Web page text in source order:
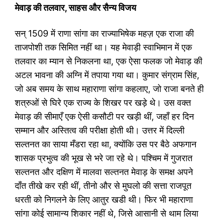
मेवाड़ की तलवार, साहस और सैन्य विजय
सन् 1509 में राणा सांगा का राज्याभिषेक महज़ एक राजा की
ताजपोशी तक सिमित नहीं था। यह मेवाड़ी स्वाभिमान में एक
तलवार का म्यान से निकलना था, एक ऐसा फलक जो मेवाड़ की
अटल भावना की अग्नि में तपाया गया था। कुमार संग्राम सिंह,
जो अब समय के साथ महाराणा सांगा कहलाए, जो राजा बनते ही
शत्रुओं से घिरे एक राज्य के शिखर पर खड़े थे। उस वक्त
मेवाड़ की सीमाएँ एक ऐसी कसौटी पर खड़ी थीं, जहाँ हर दिन
सम्मान और अस्तित्व की परीक्षा होती थी। उत्तर में दिल्ली
सल्तनत का साया मँडरा रहा था, क्योंकि उस पर बैठे अफगान
शासक प्रभुत्व की भूख से भरे जा रहे थे। पश्चिम में गुजरात
सल्तनत और दक्षिण में मालवा सल्तनत मेवाड़ के समक्ष अपने
दाँत तीखे कर रही थीं, तीनो और से मुघलो की सत्ता राजपूत
धरती को निगलने के लिए आतुर खडी थी। फिर भी महाराणा
सांगा कोई सामान्य शिकार नहीं थे, जिसे आसानी से थाम लिया